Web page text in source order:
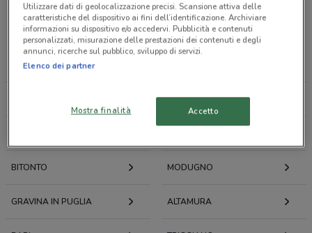
Offerte volantini e cataloghi per città nelle vicinanze
CORATO
TRANI
BITONTO MODUGNO
GRAVINA IN PUGLIA ALTAMURA
Utilizzare dati di geolocalizzazione precisi. Scansione attiva delle
caratteristiche del dispositivo ai fini dell’identificazione. Archiviare
informazioni su dispositivo e/o accedervi. Pubblicità e contenuti
personalizzati, misurazione delle prestazioni dei contenuti e degli
annunci, ricerche sul pubblico, sviluppo di servizi.
Elenco dei partner
Mostra finalità Accetto